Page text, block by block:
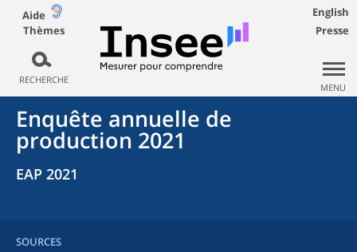
Aide
Thèmes
RECHERCHE
English
Presse
MENU
Enquête annuelle de
production 2021
EAP 2021
SOURCES